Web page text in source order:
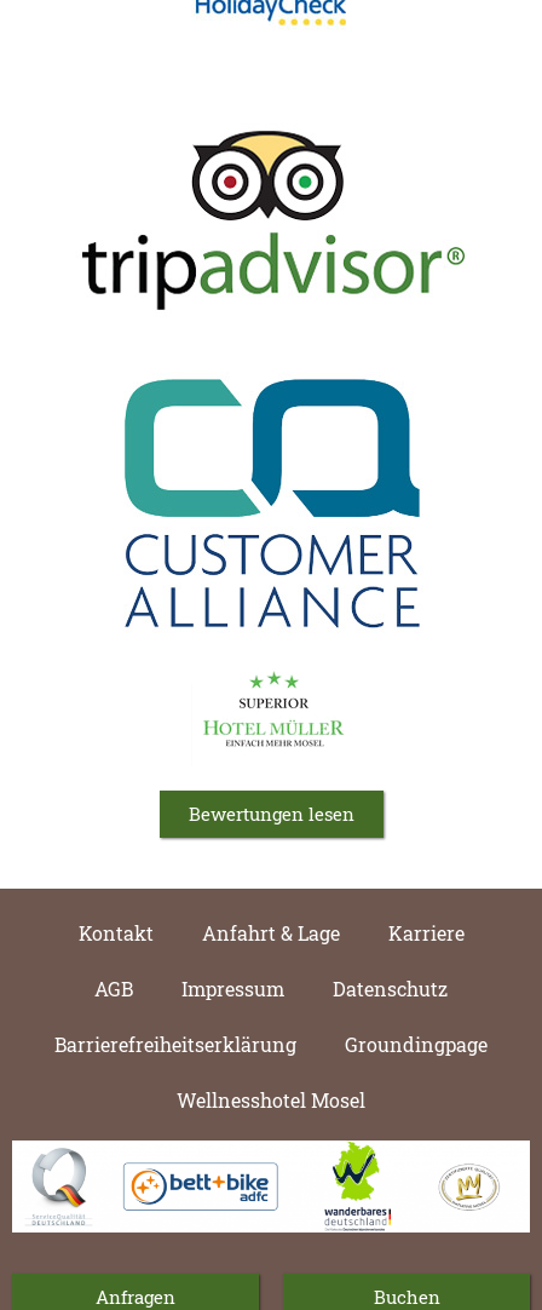
Bewertungen lesen
Kontakt Anfahrt & Lage Karriere
AGB Impressum Datenschutz
Barrierefreiheitserklärung Groundingpage
Wellnesshotel Mosel
Anfragen Buchen